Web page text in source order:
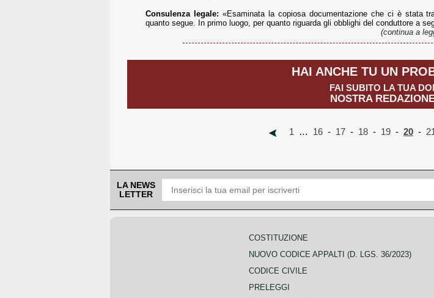
Consulenza legale: «Esaminata la copiosa documentazione che ci è stata
quanto segue. In primo luogo, per quanto riguarda gli obblighi del conduttore a
(continua a
HAI ANCHE TU UN
FAI SUBITO LA TUA
NOSTRA
1 … 16 - 17 - 18 - 19 - 20 -
LA NEWS
LETTER
COSTITUZIONE
NUOVO CODICE APPALTI (D. LGS. 36/2023)
CODICE CIVILE
PRELEGGI